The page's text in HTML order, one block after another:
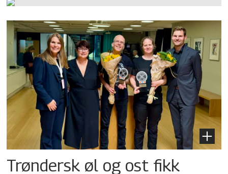
Trøndersk øl og ost fikk